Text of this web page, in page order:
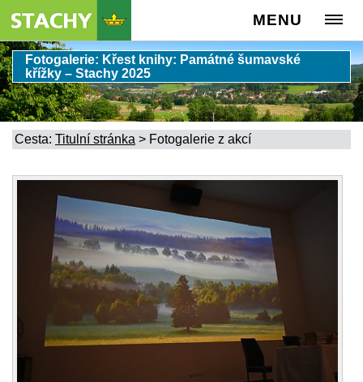
MENU
Fotogalerie: Křest knihy: Památné šumavské
křížky – Stachy 2025
Cesta: Titulní stránka > Fotogalerie z akcí